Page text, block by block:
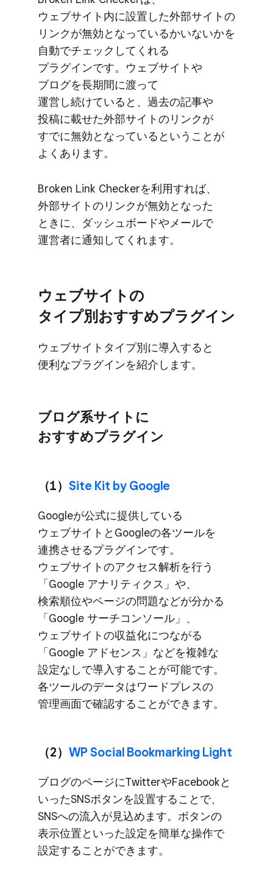
ウェブサイト内に​設置した​外部​サイトの​
リンクが​無効と​なっているかいないかを​
自動で​チェックしてくれる​
プラグインです。​ウェブサイトや​
ブログを​長期間に​渡って​
運営し続けていると、​過去の​記事や​
投稿に​載せた​外部​サイトの​リンクが​
すでに​無効と​なっていると​いう​ことが​
よく​あります。
Broken Link Checkerを​利用すれば、​
外部​サイトの​リンクが​無効と​なった​
ときに、​ダッシュボードや​メールで​
運営者に​通知してくれます。
ウェブサイトの​
タイプ別おすすめプラグイン
ウェブサイトタイプ別に​導入すると​
便利な​プラグインを​紹介します。
ブログ系サイトに​
おすすめプラグイン
（1） ​Site Kit by Google
Googleが​公式に​提供している​
ウェブサイトと​Googleの​各ツールを​
連携させる​プラグインです。​
ウェブサイトの​アクセス解析を​行う​
「Google アナリティクス」や、​
検索順位や​ページの​問題などが​分かる​
「Google サーチコンソール」、​
ウェブサイトの​収益化に​つながる​
「Google アドセンス」などを​複雑な​
設定なしで​導入する​ことが​可能です。​
各ツールの​データは​ワードプレスの​
管理画面で​確認する​ことができます。
（2） ​WP Social Bookmarking Light
ブログの​ページに​Twitterや​Facebookと​
いった​SNSボタンを​設置する​ことで、​
SNSへの​流入が​見込めます。​ボタンの​
表示位置と​いった​設定を​簡単な​操作で​
設定する​ことができます。